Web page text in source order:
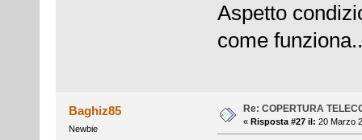
Aspetto
come
Baghiz85
Newbie
Re: COPERTURA
« Risposta #27 il: 20 Marzo